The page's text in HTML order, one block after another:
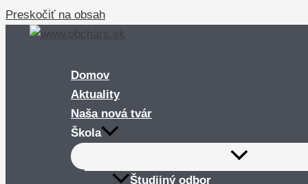
Preskočiť na obsah
Domov
Aktuality
Naša nová tvár
Škola
Študijný odbor